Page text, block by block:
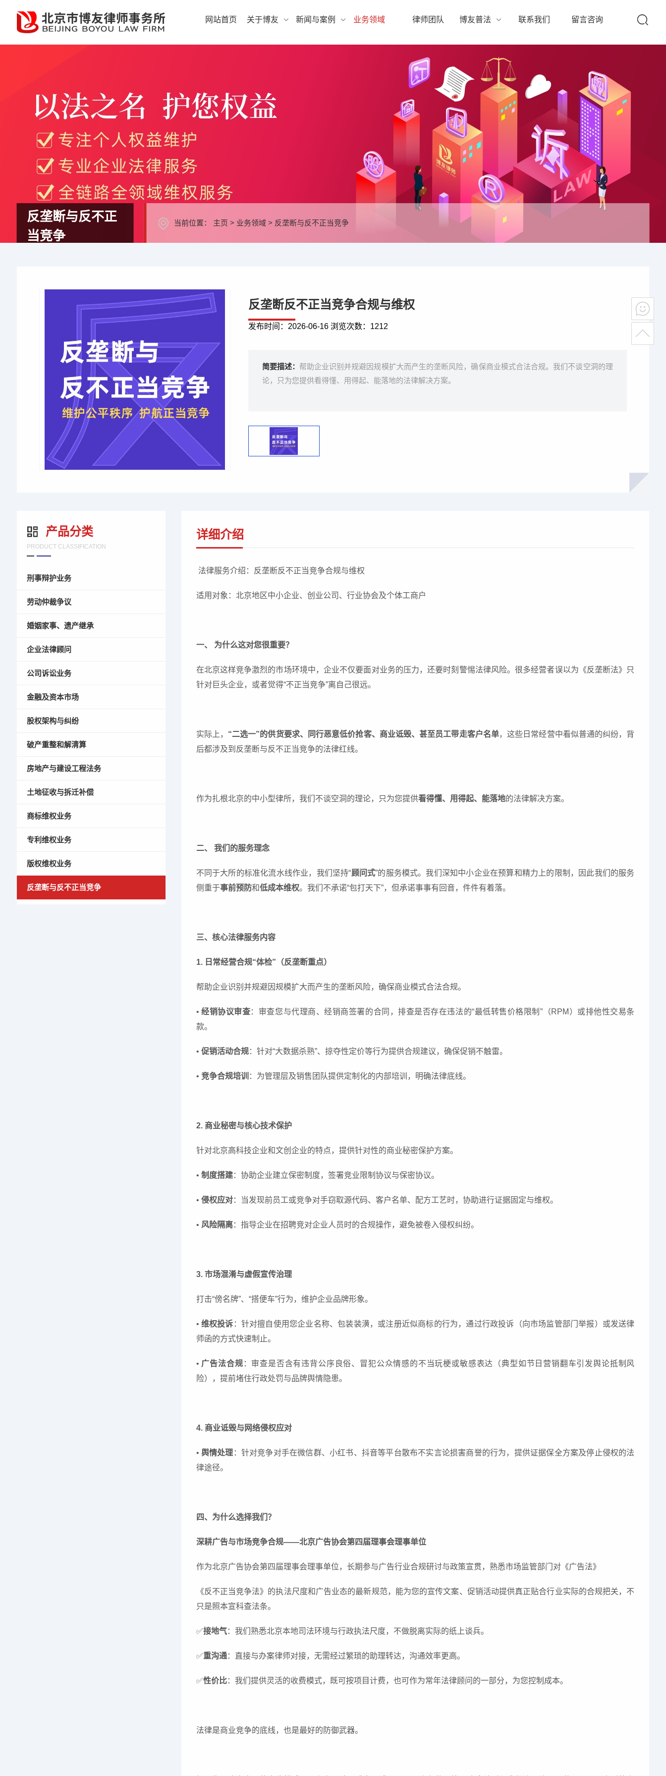
网站首页 关于博友 新闻与案例 业务领域 律师团队 博友普法 联系我们 留言咨询
反垄断与反不正
当竞争
当前位置： 主页 > 业务领域> 反垄断与反不正当竞争
反垄断反不正当竞争合规与维权
发布时间： 2026-06-16 浏览次数： 1212
简要描述： 帮助企业识别并规避因规模扩大而产生的垄断风险，确保商业模式合法合规。我们不谈空洞的理
论，只为您提供看得懂、用得起、能落地的法律解决方案。
产品分类
PRODUCT CLASSIFICATION
刑事辩护业务
劳动仲裁争议
婚姻家事、遗产继承
企业法律顾问
公司诉讼业务
金融及资本市场
股权架构与纠纷
破产重整和解清算
房地产与建设工程法务
土地征收与拆迁补偿
商标维权业务
专利维权业务
版权维权业务
反垄断与反不正当竞争
详细介绍
法律服务介绍：反垄断反不正当竞争合规与维权
适用对象：北京地区中小企业、创业公司、行业协会及个体工商户
一、 为什么这对您很重要？
在北京这样竞争激烈的市场环境中，企业不仅要面对业务的压力，还要时刻警惕法律风险。很多经营者误以为《反垄断法》只
针对巨头企业，或者觉得“不正当竞争”离自己很远。
实际上， “二选一”的供货要求、同行恶意低价抢客、商业诋毁、甚至员工带走客户名单，这些日常经营中看似普通的纠纷，背
后都涉及到反垄断与反不正当竞争的法律红线。
作为扎根北京的中小型律所，我们不谈空洞的理论，只为您提供看得懂、用得起、能落地的法律解决方案。
二、 我们的服务理念
不同于大所的标准化流水线作业，我们坚持“顾问式”的服务模式。我们深知中小企业在预算和精力上的限制，因此我们的服务
侧重于事前预防和低成本维权。我们不承诺“包打天下”，但承诺事事有回音，件件有着落。
三、核心法律服务内容
1. 日常经营合规“体检”（反垄断重点）
帮助企业识别并规避因规模扩大而产生的垄断风险，确保商业模式合法合规。
•经销协议审查：审查您与代理商、经销商签署的合同，排查是否存在违法的“最低转售价格限制”（RPM）或排他性交易条
款。
• 促销活动合规：针对“大数据杀熟”、掠夺性定价等行为提供合规建议，确保促销不触雷。
• 竞争合规培训 ：为管理层及销售团队提供定制化的内部培训，明确法律底线。
2. 商业秘密与核心技术保护
针对北京高科技企业和文创企业的特点，提供针对性的商业秘密保护方案。
• 制度搭建：协助企业建立保密制度，签署竞业限制协议与保密协议。
• 侵权应对：当发现前员工或竞争对手窃取源代码、客户名单、配方工艺时，协助进行证据固定与维权。
• 风险隔离：指导企业在招聘竞对企业人员时的合规操作，避免被卷入侵权纠纷。
3. 市场混淆与虚假宣传治理
打击“傍名牌”、“搭便车”行为，维护企业品牌形象。
• 维权投诉 ：针对擅自使用您企业名称、包装装潢，或注册近似商标的行为，通过行政投诉（向市场监管部门举报）或发送律
师函的方式快速制止。
• 广告法合规 ：审查是否含有违背公序良俗、冒犯公众情感的不当玩梗或敏感表达（典型如节日营销翻车引发舆论抵制风
险），提前堵住行政处罚与品牌舆情隐患。
4. 商业诋毁与网络侵权应对
• 舆情处理 ：针对竞争对手在微信群、小红书、抖音等平台散布不实言论损害商誉的行为，提供证据保全方案及停止侵权的法
律途径。
四、为什么选择我们？
深耕广告与市场竞争合规——北京广告协会第四届理事会理事单位
作为北京广告协会第四届理事会理事单位，长期参与广告行业合规研讨与政策宣贯，熟悉市场监管部门对《广告法》
《反不正当竞争法》的执法尺度和广告业态的最新规范，能为您的宣传文案、促销活动提供真正贴合行业实际的合规把关，不
只是照本宣科查法条。
✅接地气：我们熟悉北京本地司法环境与行政执法尺度，不做脱离实际的纸上谈兵。
✅重沟通：直接与办案律师对接，无需经过繁琐的助理转达，沟通效率更高。
✅性价比：我们提供灵活的收费模式，既可按项目计费，也可作为常年法律顾问的一部分，为您控制成本。
法律是商业竞争的底线，也是最好的防御武器。